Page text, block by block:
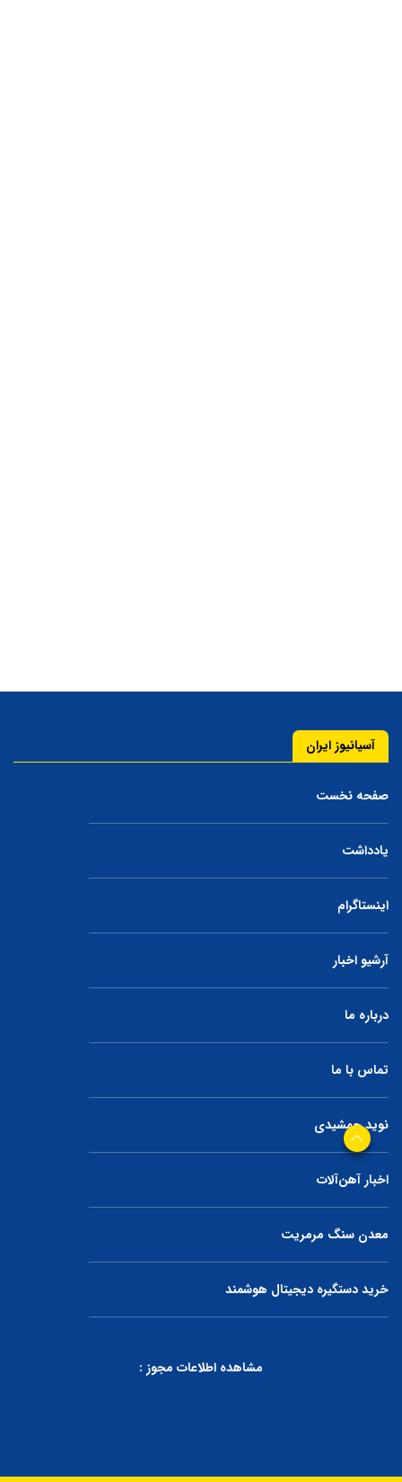
آسیانیوز ایران
صفحه نخست
یادداشت
اینستاگرام
آرشیو اخبار
درباره ما
تماس با ما
نوید جمشیدی
اخبار آهن‌آلات
معدن سنگ مرمریت
خرید دستگیره دیجیتال هوشمند
مشاهده اطلاعات مجوز :